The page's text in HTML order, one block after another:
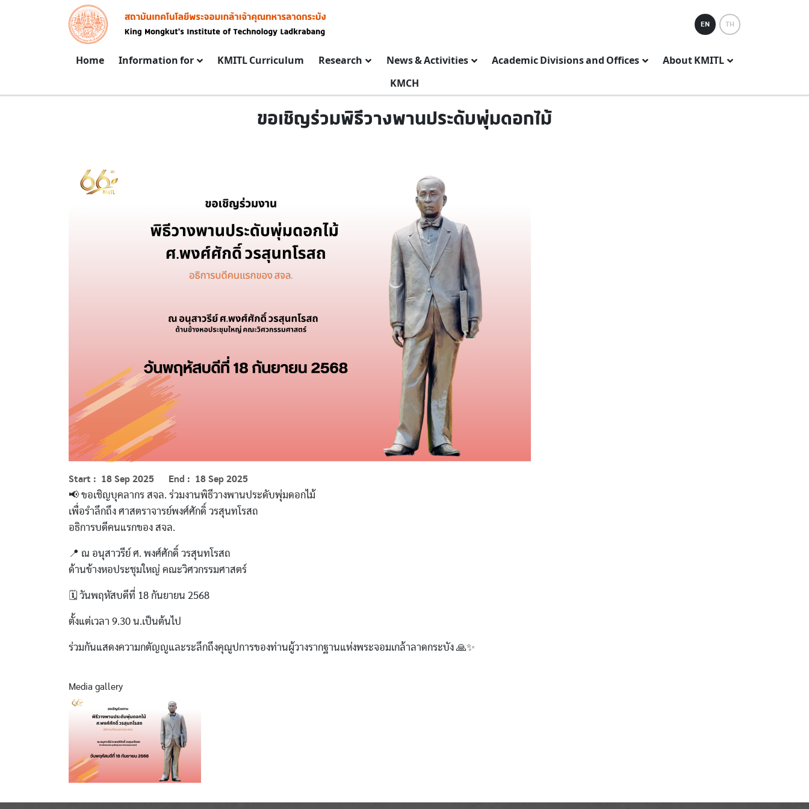
Skip to main content
Image
EN TH
Main navigation
Home Information for KMITL Curriculum Research News & Activities Academic Divisions and Offices
About KMITL
KMCH
ขอเชิญร่วมพิธีวางพานประดับพุ่มดอกไม้
Start 18 Sep 2025 End 18 Sep 2025
📢 ขอเชิญบุคลากร สจล. ร่วมงานพิธีวางพานประดับพุ่มดอกไม้
เพื่อรำลึกถึง ศาสตราจารย์พงศ์ศักดิ์ วรสุนทโรสถ
อธิการบดีคนแรกของ สจล.
📍 ณ อนุสาวรีย์ ศ. พงศ์ศักดิ์ วรสุนทโรสถ
ด้านข้างหอประชุมใหญ่ คณะวิศวกรรมศาสตร์
🗓 วันพฤหัสบดีที่ 18 กันยายน 2568
ตั้งแต่เวลา 9.30 น.เป็นต้นไป
ร่วมกันแสดงความกตัญญูและระลึกถึงคุณูปการของท่านผู้วางรากฐานแห่งพระจอมเกล้าลาดกระบัง 🙏✨
Media gallery